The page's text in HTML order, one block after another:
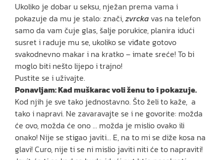
Ukoliko je dobar u seksu, nježan prema vama i
pokazuje da mu je stalo: znači,zvrcka vas na telefon
samo da vam čuje glas, šalje porukice, planira idući
susret i raduje mu se, ukoliko se viđate gotovo
svakodnevno makar i na kratko – imate sreće! To bi
moglo biti nešto lijepo i trajno!
Pustite se i uživajte.
Ponavljam: Kad muškarac voli ženu to i pokazuje.
Kod njih je sve tako jednostavno. Što želi to kaže, a
tako i napravi. Ne zavaravajte se i ne govorite: možda
će ovo, možda će ono … možda je mislio ovako ili
onako! Nije se stigao javiti… E, na to mi se diže kosa na
glavi! Curo, nije ti se ni mislio javiti niti će to napraviti!